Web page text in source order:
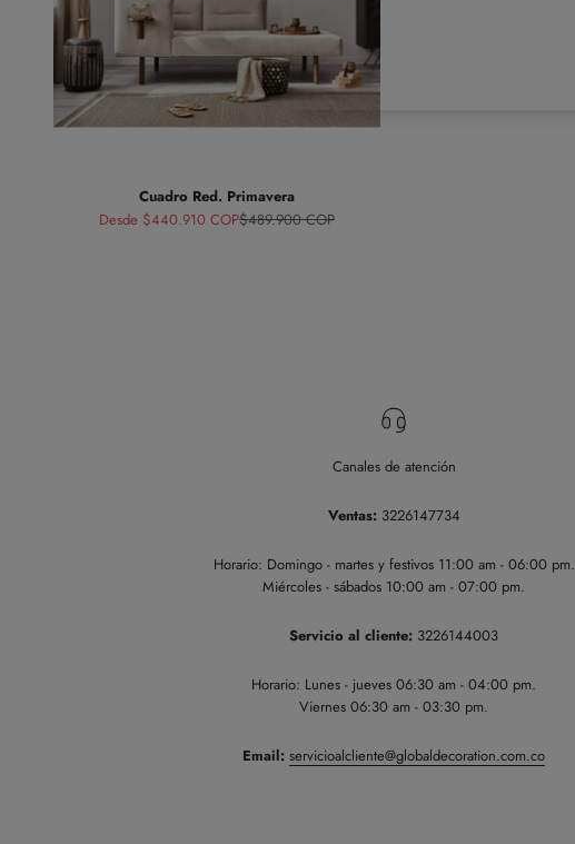
Cuadro Red. Primavera
Precio de oferta
Desde $440.910 COPPrecio normal
$489.900 COP
Canales de atención
Ventas:3226147734
Horario: Domingo - martes y festivos 11:00 am - 06:00 pm.
Miércoles - sábados 10:00 am - 07:00 pm.
Servicio al cliente: 3226144003
Horario: Lunes - jueves 06:30 am - 04:00 pm.
Viernes 06:30 am - 03:30 pm.
Email: servicioalcliente@globaldecoration.com.co